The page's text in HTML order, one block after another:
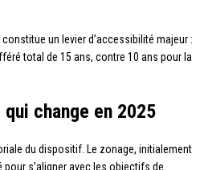
un levier d’accessibilité majeur :
total de 15 ans, contre 10 ans pour la
change en 2025
du dispositif. Le zonage, initialement
s’aligner avec les objectifs de